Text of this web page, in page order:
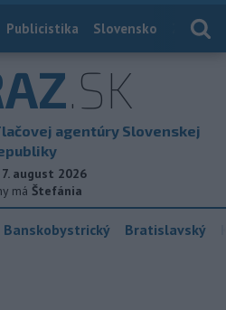
Publicistika Slovensko
.SK
agentúry Slovenskej
7. august 2026
má Štefánia
Banskobystrický Bratislavský